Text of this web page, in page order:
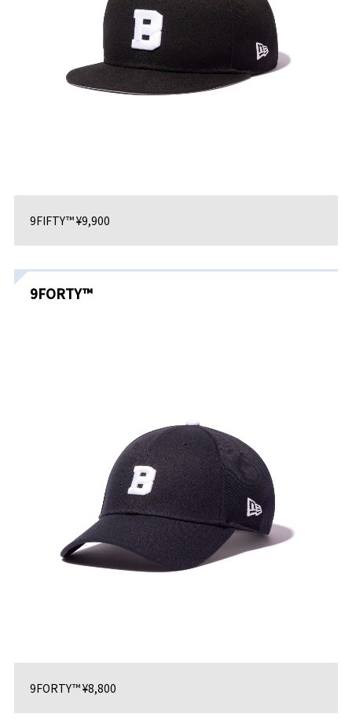
9FIFTY™ ¥9,900
9FORTY™
9FORTY™ ¥8,800